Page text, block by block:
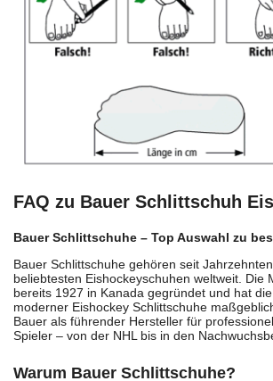
FAQ zu Bauer Schlittschuh
Bauer Schlittschuhe – Top Auswahl zu
Bauer Schlittschuhe gehören seit
beliebtesten Eishockeyschuhen weltweit. Die
bereits 1927 in Kanada gegründet und hat
moderner Eishockey Schlittschuhe
Bauer als führender Hersteller für
Spieler – von der NHL bis in den
Warum Bauer Schlittschuhe?